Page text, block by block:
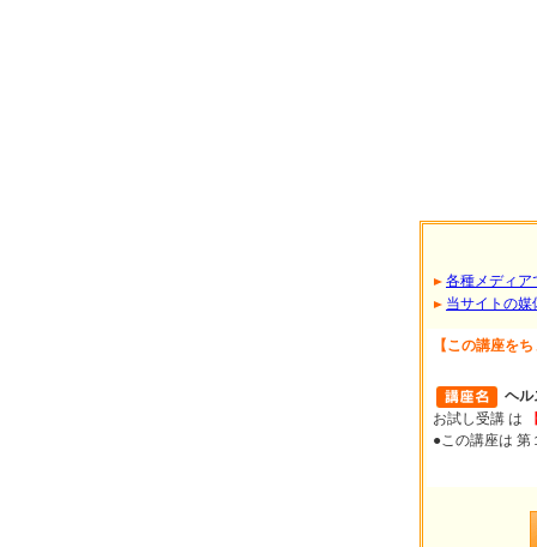
各種メディア
当サイトの媒
【この講座を
ヘル
お試し受講 は
●この講座は 第